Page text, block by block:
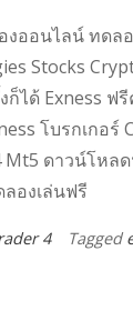
งออนไลน์ ทดล
Stocks
ได้ Exness ฟ
โบรกเกอร์
ดาวน์โหล
องเล่นฟรี
4 Tagged